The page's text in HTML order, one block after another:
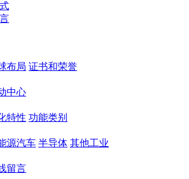
布局 证书和荣誉
中心
特性 功能类别
源汽车 半导体 其他工业
留言